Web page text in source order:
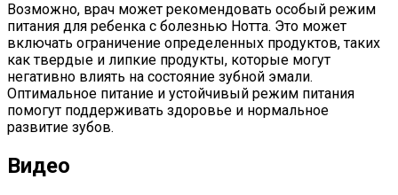
Возможно, врач может рекомендовать особый режим
питания для ребенка с болезнью Нотта. Это может
включать ограничение определенных продуктов, таких
как твердые и липкие продукты, которые могут
негативно влиять на состояние зубной эмали.
Оптимальное питание и устойчивый режим питания
помогут поддерживать здоровье и нормальное
развитие зубов.
Видео